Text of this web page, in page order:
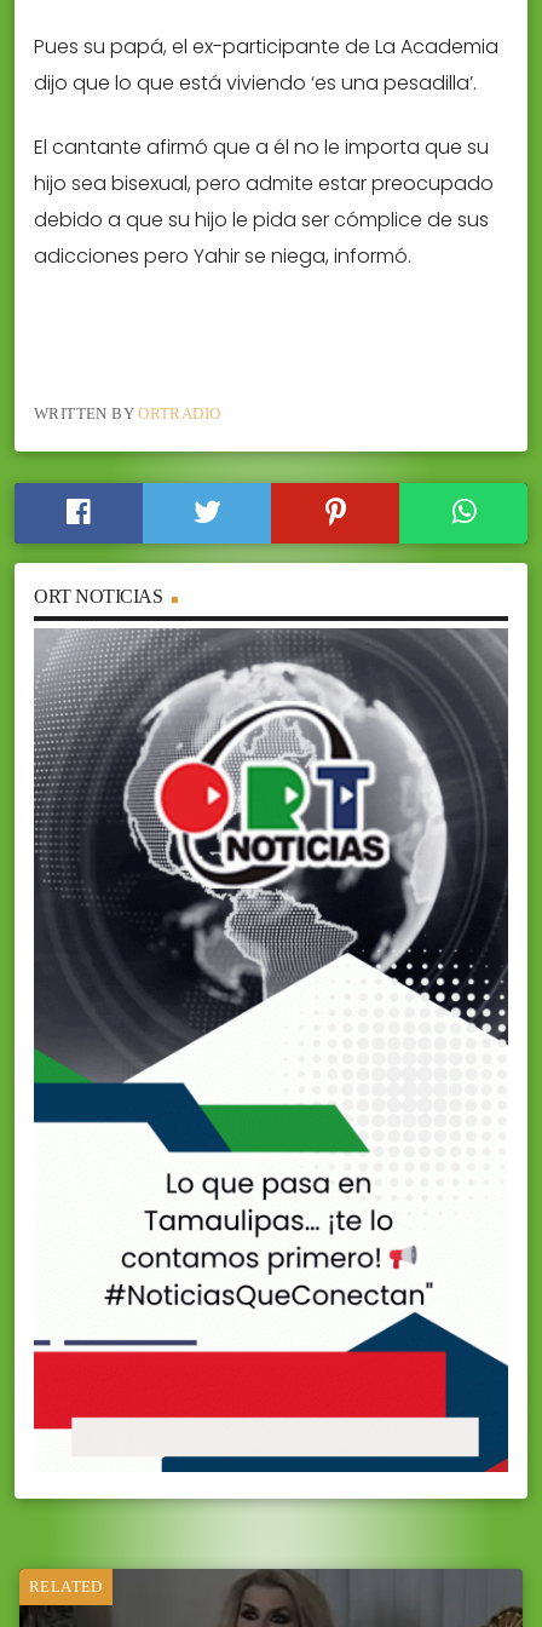
Pues su papá, el ex-participante de La Academia
dijo que lo que está viviendo ‘es una pesadilla’.
El cantante afirmó que a él no le importa que su
hijo sea bisexual, pero admite estar preocupado
debido a que su hijo le pida ser cómplice de sus
adicciones pero Yahir se niega, informó.
WRITTEN BYORTRADIO
ORT NOTICIAS
RELATED